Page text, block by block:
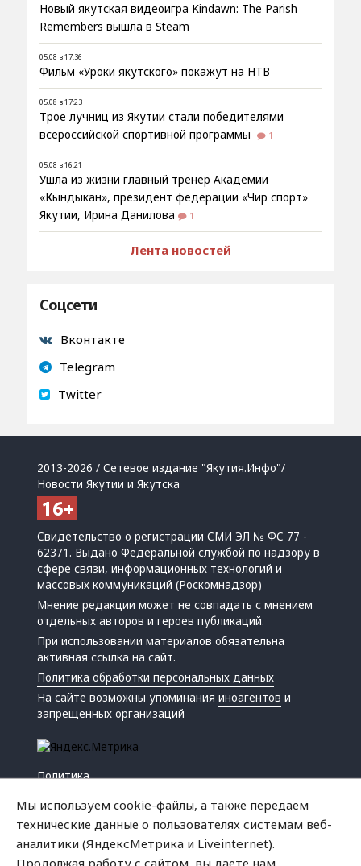
Новый якутская видеоигра Kindawn: The Parish
Remembers вышла в Steam
05.08 в 17:36
Фильм «Уроки якутского» покажут на НТВ
05.08 в 17:23
Трое лучниц из Якутии стали победителями
всероссийской спортивной программы
1
05.08 в 16:21
Ушла из жизни главный тренер Академии
«Кындыкан», президент федерации «Чир спорт»
Якутии, Ирина Данилова
1
Лента новостей
Соцсети
Вконтакте
Telegram
Twitter
2013-2026 / Сетевое издание "Якутия.Инфо"/
Новости Якутии и Якутска
Свидетельство о регистрации СМИ ЭЛ № ФС 77 -
62371. Выдано Федеральной службой по надзору в
сфере связи, информационных технологий и
массовых коммуникаций (Роскомнадзор)
Мнение редакции может не совпадать с мнением
отдельных авторов и героев публикаций.
При использовании материалов обязательна
активная ссылка на сайт.
Политика обработки персональных данных
На сайте возможны упоминанияиноагентов и
запрещенных организаций
Политика
Мы используем cookie-файлы, а также передаем
технические данные о пользователях системам веб-
аналитики (ЯндексМетрика и Liveinternet).
Продолжая работу с сайтом, вы даете нам